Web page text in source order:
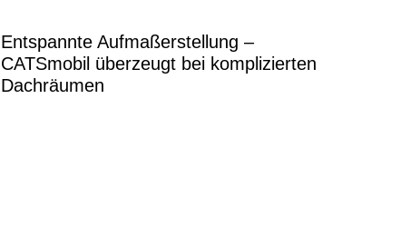
Entspannte Aufmaßerstellung –
CATSmobil überzeugt bei komplizierten
Dachräumen